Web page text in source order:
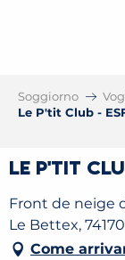
Soggiorno
Le P'tit Club -
Le P'tit
Front de neige
Le Bettex,
Come